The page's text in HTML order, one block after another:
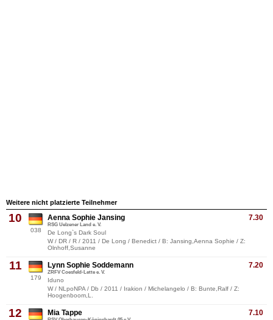
Weitere nicht platzierte Teilnehmer
10
038
7.30
Aenna Sophie Jansing
RSG Uelzener Land e. V.
De Long`s Dark Soul
W / DR / R / 2011 / De Long / Benedict / B: Jansing,Aenna Sophie / Z:
Olnhoff,Susanne
11
179
7.20
Lynn Sophie Soddemann
ZRFV Coesfeld-Lette e. V.
Iduno
W / NLpoNPA / Db / 2011 / Irakion / Michelangelo / B: Bunte,Ralf / Z:
Hoogenboom,L.
12 7.10
Mia Tappe